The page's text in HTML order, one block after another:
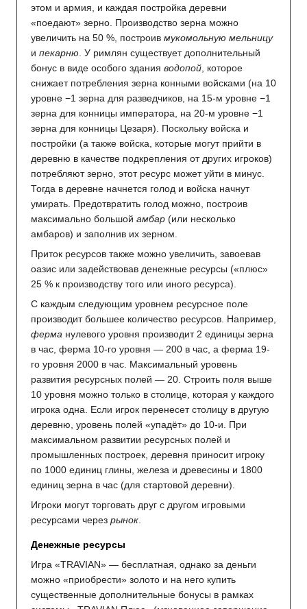
этом и армия, и каждая постройка деревни
«поедают» зерно. Производство зерна можно
увеличить на 50 %, построив мукомольную мельницу
и пекарню . У римлян существует дополнительный
бонус в виде особого здания водопой , которое
снижает потребления зерна конными войсками (на 10
уровне −1 зерна для разведчиков, на 15-м уровне −1
зерна для конницы императора, на 20-м уровне −1
зерна для конницы Цезаря). Поскольку войска и
постройки (а также войска, которые могут прийти в
деревню в качестве подкрепления от других игроков)
потребляют зерно, этот ресурс может уйти в минус.
Тогда в деревне начнется голод и войска начнут
умирать. Предотвратить голод можно, построив
максимально большой амбар (или несколько
амбаров) и заполнив их зерном.
Приток ресурсов также можно увеличить, завоевав
оазис или задействовав денежные ресурсы («плюс»
25 % к производству того или иного ресурса).
С каждым следующим уровнем ресурсное поле
производит большее количество ресурсов. Например,
ферма нулевого уровня производит 2 единицы зерна
в час, ферма 10-го уровня — 200 в час, а ферма 19-
го уровня 2000 в час. Максимальный уровень
развития ресурсных полей — 20. Строить поля выше
10 уровня можно только в столице, которая у каждого
игрока одна. Если игрок перенесет столицу в другую
деревню, уровень полей «упадёт» до 10-и. При
максимальном развитии ресурсных полей и
промышленных построек, деревня приносит игроку
по 1000 единиц глины, железа и древесины и 1800
единиц зерна в час (для стартовой деревни).
Игроки могут торговать друг с другом игровыми
ресурсами через рынок
Денежные ресурсы
Игра «TRAVIAN» — бесплатная, однако за деньги
можно «приобрести» золото и на него купить
существенные дополнительные бонусы в рамках